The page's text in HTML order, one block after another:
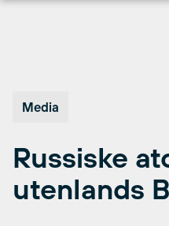
Media
Russiske
utenlands